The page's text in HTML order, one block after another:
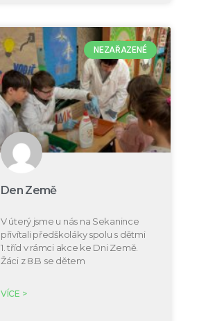
NEZAŘAZENÉ
Den Země
V úterý jsme u nás na Sekanince
přivítali předškoláky spolu s dětmi
1. tříd v rámci akce ke Dni Země.
Žáci z 8.B se dětem
VÍCE >